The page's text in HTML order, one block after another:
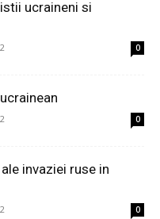
ucraineni si
0
0
invaziei ruse in
0